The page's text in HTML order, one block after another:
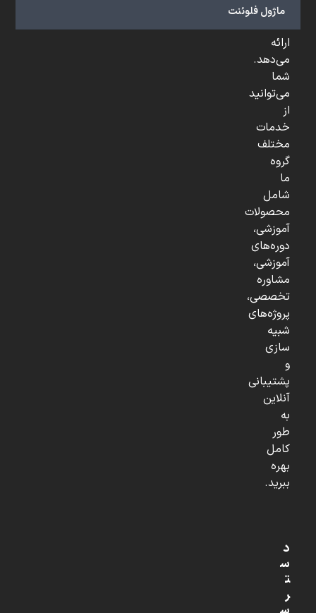
ماژول فلوئنتو
...
ارائه
می‌دهد.
شما
می‌توانید
از
خدمات
مختلف
گروه
ما
شامل
محصولات
آموزشی،
دوره‌های
آموزشی،
مشاوره
تخصصی،
پروژه‌های
شبیه
سازی
و
پشتیبانی
آنلاین
به
طور
کامل
بهره
ببرید.
د
س
ت
ر